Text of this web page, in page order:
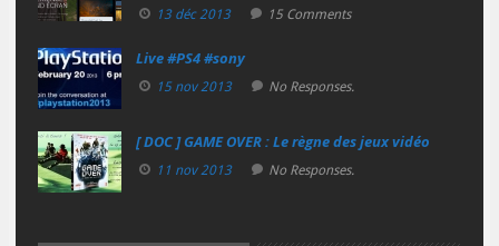
13 déc 2013 15 Comments
Live #PS4 #sony
15 nov 2013 No Responses.
[ DOC ] GAME OVER : Le règne des jeux vidéo
11 nov 2013 No Responses.